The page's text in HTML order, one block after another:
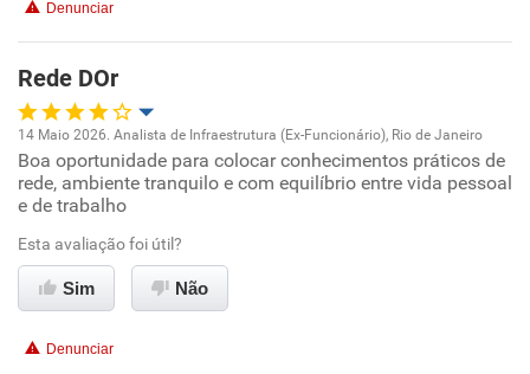
Recomenda esta empresa
Recomenda a diretoria
Denunciar
Rede DOr
Oportunidade de promoção
Conciliação com a vida familiar
14 Maio 2026. Analista de Infraestrutura (Ex-Funcionário), Rio de Janeiro
Boa oportunidade para colocar conhecimentos práticos de
rede, ambiente tranquilo e com equilíbrio entre vida pessoal
e de trabalho
Esta avaliação foi útil?
Sim Não
Denunciar